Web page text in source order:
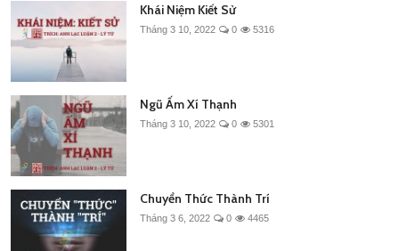
Khái Niệm Kiết Sử
Tháng 3 10, 2022 0 5316
Ngũ Ấm Xí Thạnh
Tháng 3 10, 2022 0 5301
Chuyển Thức Thành Trí
Tháng 3 6, 2022 0 4465